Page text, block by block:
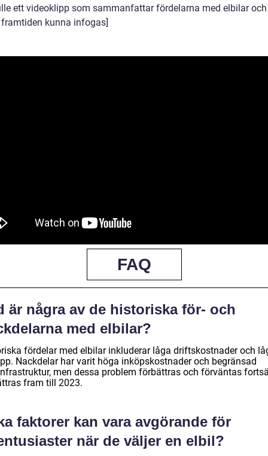
ett videoklipp som sammanfattar fördelarna med elbilar och
kunna infogas]
FAQ
är några av de historiska för- och
med elbilar?
fördelar med elbilar inkluderar låga driftskostnader och
Nackdelar har varit höga inköpskostnader och begränsad
men dessa problem förbättras och förväntas
fram till 2023.
faktorer kan vara avgörande för
när de väljer en elbil?